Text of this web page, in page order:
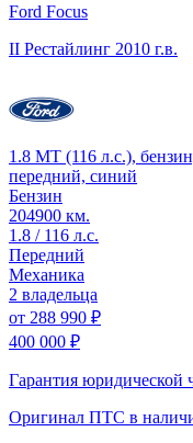
Ford Focus
II Рестайлинг 2010 г.в.
1.8 MT (116 л.с.),
передний, синий
Бензин
204900 км.
1.8 / 116 л.с.
Передний
Механика
2 владельца
от 288 990 ₽
400 000 ₽
Гарантия юридической
Оригинал ПТС в